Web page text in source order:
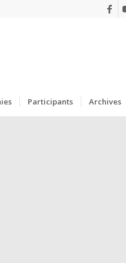
Participants Archives